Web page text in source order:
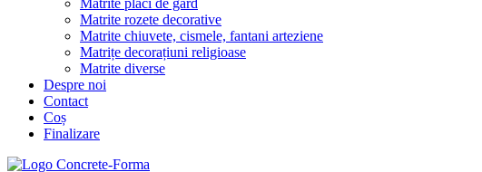
Matrite placi de gard
Matrite rozete decorative
Matrite chiuvete, cismele, fantani arteziene
Matrițe decorațiuni religioase
Matrite diverse
Despre noi
Contact
Coș
Finalizare